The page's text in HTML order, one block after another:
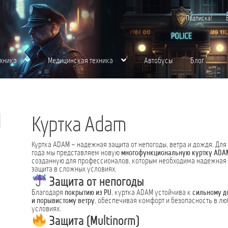
Подписка!
Медицинская техника Автобусы Блог
Куртка Adam
Куртка ADAM – надежная защита от непогоды, ветра и дождя. Для
года мы представляем новую многофункциональную куртку
созданную для профессионалов, которым необходима надежная
защита в сложных условиях.
Защита от непогоды
Благодаря покрытию из PU, куртка ADAM устойчива ксильному
и порывистому ветру, обеспечивая комфорт и безопасность в
условиях.
Защита (Multinorm)